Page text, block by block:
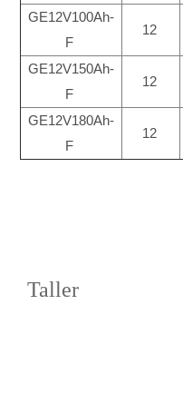
GE12V100Ah-
F
12
GE12V150Ah-
F
12
GE12V180Ah-
F
12
Taller